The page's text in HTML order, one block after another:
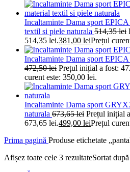
Incaltaminte Dama sport
textil si piele naturala 514,35lei
514,35 lei.381,00 leiPrețul
Incaltaminte Dama sport
472,50lei Prețul inițial a fost:
curent este: 350,00 lei.
Incaltaminte Dama sport
naturala 673,65lei Prețul inițial
673,65 lei.499,00 leiPrețul
Prima pagină Produse etichetate
Afișez toate cele 3 rezultateSortat